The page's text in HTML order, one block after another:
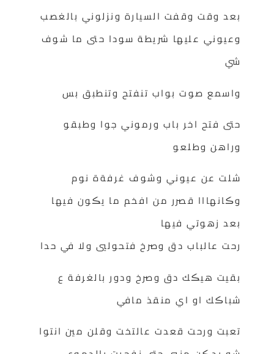
بعد وقت وقفت السيارة ونزلوني بالغصب
وعيوني عليها شريطة سودا حتى ما شوف
واسمع صوت بواب تنفتح وتنطبق بس
حتى فتح اخر باب ورموني جوا وطبقو
وراهن وطلعو
شلت عن عيوني وشوف غرفةة نوم
وڪانهااا قصرر من افخم ما يڪون فيها
بعد زهوتي فيها
رحت عالباب دق وصرخ فتحوليي ولا في حدا
بقيت هيڪك دق وصرخ ودور بالغرفة ع
شباڪك او اي منقذ مافي
تعبت ورحت قعدت عالتخت وقلن مين انتوا